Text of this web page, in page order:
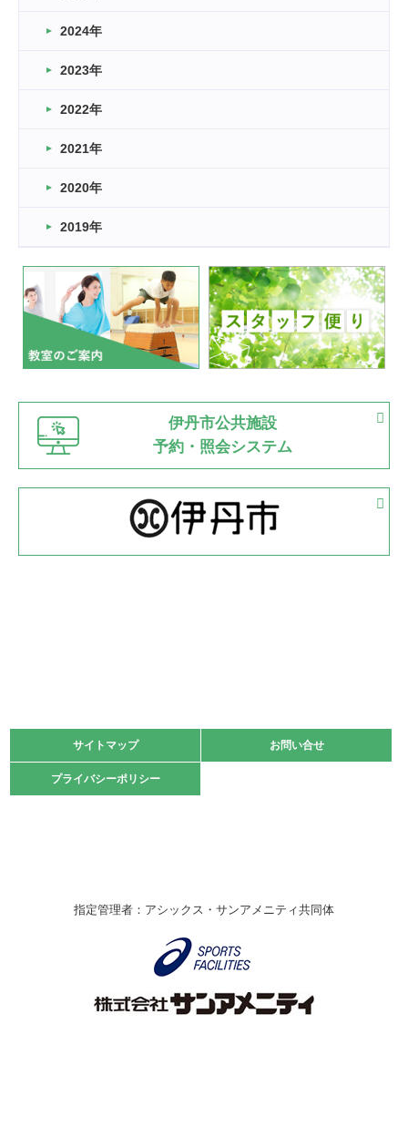
車いすバスケとRくんのお話
卒業・卒園の季節★
2026.03.11
緑ケ丘体育館
2022.11.03
緑ケ丘体育館
いたっぼーる大会☆彡
緑ケ丘体育館
2022.07.03
市内総合体育大会が開始
緑ケ丘体育館 猪名川運動広場
古池運動広場
2022.06.12
県知事杯争奪バレーボール大会が開催
緑ケ丘体育館
2022.05.05
体育協会長杯 バドミントン競技の部
2022.05.22
緑ケ丘体育館
2021.10.23
卓球選手権大会ラージボールの部開催☆
伊丹市総合体育大会 バレーボール大会が開催されました
なわとびイベントを開催しました！
2024年
2023年
2022年
2021年
2020年
2019年
伊丹市公共施設
予約・照会システム
サイトマップ お問い合せ
プライバシーポリシー
サイトマップ お問い合せ
プライバシーポリシー
指定管理者：アシックス・サンアメニティ共同体